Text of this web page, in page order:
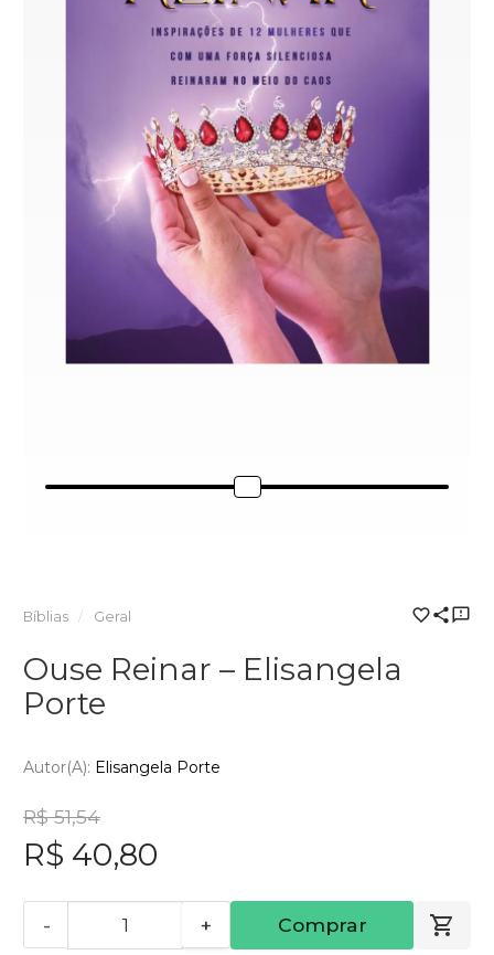
Bíblias Geral
Ouse Reinar – Elisangela
Porte
Autor(a): Elisangela Porte
R$ 51,54
R$ 40,80
- + Comprar